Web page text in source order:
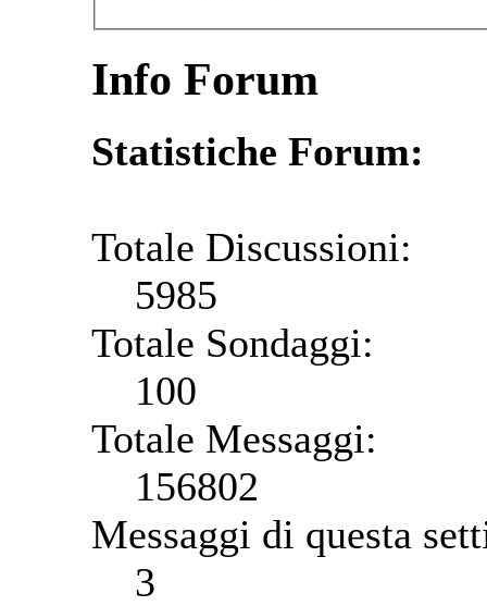
Info Forum
Statistiche Forum:
Totale Discussioni:
5985
Totale Sondaggi:
100
Totale Messaggi:
156802
Messaggi di questa
3